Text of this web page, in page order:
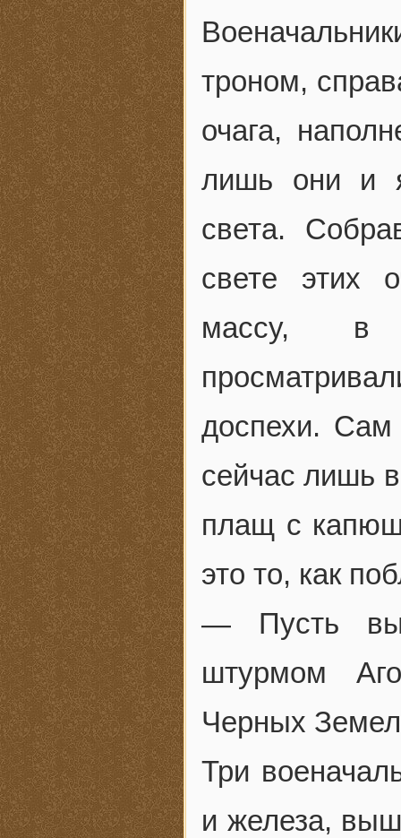
троном,
очага,
лишь они и
света.
свете этих
массу, в
доспехи. Сам
сейчас лишь
плащ с
это то, как
— Пусть
штурмом
Черных
Три
и железа,